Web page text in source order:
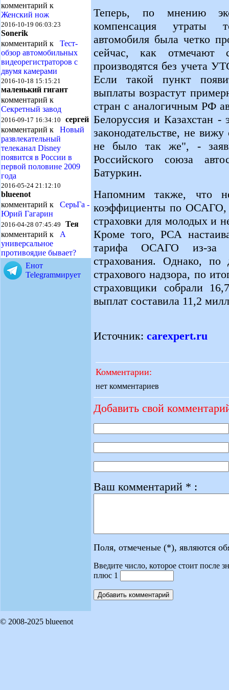
комментарий к
Женский нож
2016-10-19 06:03:23
Sonerik
комментарий к Тест-
обзор автомобильных
видеорегистраторов с
двумя камерами
2016-10-18 15:15:21
маленький гигант
комментарий к
Секретный завод
2016-09-17 16:34:10 сергей
комментарий к Новый
развлекательный
телеканал Disney
появится в России в
первой половине 2009
года
2016-05-24 21:12:10
blueenot
комментарий к СерьГа -
Юрий Гагарин
2016-04-28 07:45:49 Тея
комментарий к А
универсальное
противоядие бывает?
Енот
Telegramмирует
Теперь, по мнению
компенсация утраты
автомобиля была четко
сейчас, как отмечают
производятся без учета
Если такой пункт
выплаты возрастут
стран с аналогичным РФ
Белоруссия и Казахстан -
законодательстве, не
не было так же", -
Российского союза
Батуркин.
Напомним также, что
коэффициенты по ОСАГО,
страховки для молодых и
Кроме того, РСА
тарифа ОСАГО из-за
страхования. Однако,
страхового надзора, по
страховщики собрали
выплат составила 11,2
Источник: carexpert.ru
Комментарии:
нет комментариев
Добавить свой
Ваш комментарий * :
Поля, отмеченые (*), являются
Введите число, которое стоит после
плюс 1
© 2008-2025 blueenot